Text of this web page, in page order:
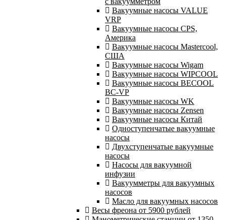
Вакуумные насосы VALUE
VRP
Вакуумные насосы CPS,
Америка
Вакуумные насосы Mastercool,
США
Вакуумные насосы Wigam
Вакуумные насосы WIPCOOL
Вакуумные насосы BECOOL
BC-VP
Вакуумные насосы WK
Вакуумные насосы Zensen
Вакуумные насосы Китай
Одноступенчатые вакуумные
насосы
Двухступенчатые вакуумные
насосы
Насосы для вакуумной
инфузии
Вакуумметры для вакуумных
насосов
Масло для вакуумных насосов
Весы фреона от 5900 рублей